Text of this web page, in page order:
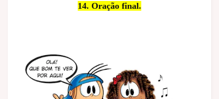
14. Oração final.